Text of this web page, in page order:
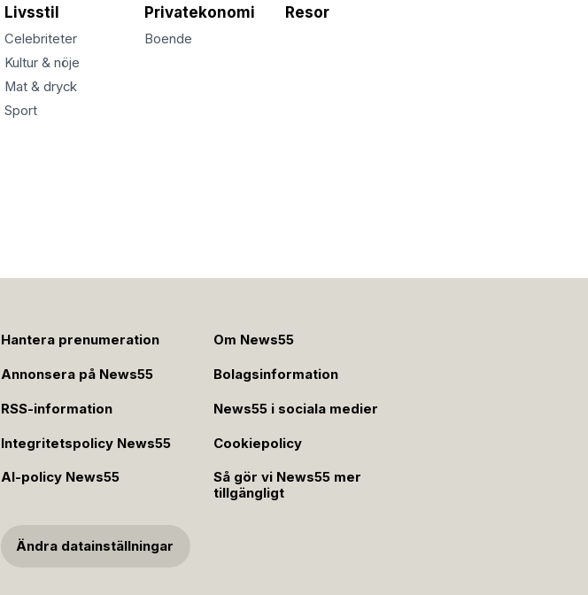
Livsstil
Celebriteter
Kultur & nöje
Mat & dryck
Sport
Privatekonomi
Boende
Resor
Hantera prenumeration Om News55
Annonsera på News55 Bolagsinformation
RSS-information News55 i sociala medier
Integritetspolicy News55 Cookiepolicy
AI-policy News55
Så gör vi News55 mer
tillgängligt
Ändra datainställningar